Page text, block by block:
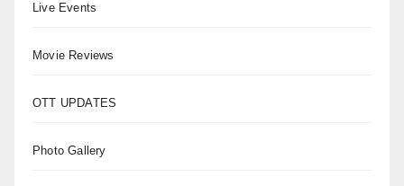
Live Events
Movie Reviews
OTT UPDATES
Photo Gallery